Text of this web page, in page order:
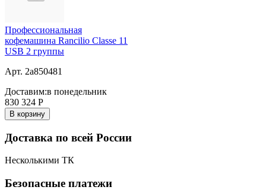
Профессиональная
кофемашина Rancilio Classe 11
USB 2 группы
Арт. 2a850481
Доставим:в понедельник
830 324 Р
В корзину
Доставка по всей России
Несколькими ТК
Безопасные платежи